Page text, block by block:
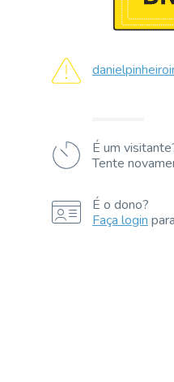
É um
Tente
É o dono?
Faça login